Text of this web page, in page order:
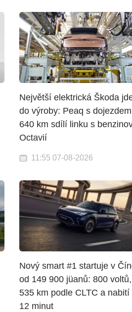
Největší elektrická Škoda
do výroby: Peaq s dojezdem
640 km sdílí linku s
Octavií
11:55 07-08-2026
Nový smart #1 startuje v
od 149 900 jüanů: 800 voltů,
535 km podle CLTC a nabití
12 minut